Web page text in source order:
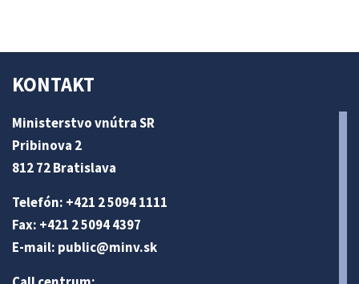
KONTAKT
Ministerstvo vnútra SR
Pribinova 2
812 72 Bratislava
Telefón: +421 2 5094 1111
Fax: +421 2 5094 4397
E-mail: public@minv.sk